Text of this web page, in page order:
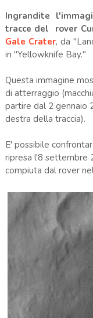
Ingrandite
tracce del rover
Gale Crater, da
in "Yellowknife Bay."
Questa immagine
di atterraggio
partire dal 2 gennaio
destra della traccia).
E' possibile
ripresa l'8 settembre
compiuta dal rover